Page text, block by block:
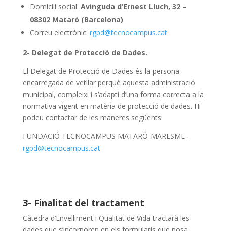
Domicili social: Avinguda d’Ernest Lluch, 32 –
08302 Mataró (Barcelona)
Correu electrònic: rgpd@tecnocampus.cat
2- Delegat de Protecció de Dades.
El Delegat de Protecció de Dades és la persona
encarregada de vetllar perquè aquesta administració
municipal, compleixi i s’adapti d’una forma correcta a la
normativa vigent en matèria de protecció de dades. Hi
podeu contactar de les maneres següents:
FUNDACIÓ TECNOCAMPUS MATARÓ-MARESME –
rgpd@tecnocampus.cat
3- Finalitat del tractament
Càtedra d’Envelliment i Qualitat de Vida tractarà les